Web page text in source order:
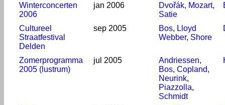
Winterconcerten
2006
jan 2006 Dvořák, Mozart,
Satie
Cultureel
Straatfestival
Delden
sep 2005 Bos, Lloyd
Webber, Shore
Zomerprogramma
2005 (lustrum)
jul 2005 Andriessen,
Bos, Copland,
Neurink,
Piazzolla,
Schmidt